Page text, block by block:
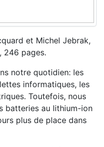
et Michel Jebrak,
246 pages.
notre quotidien: les
informatiques, les
Toutefois, nous
batteries au lithium-ion
plus de place dans